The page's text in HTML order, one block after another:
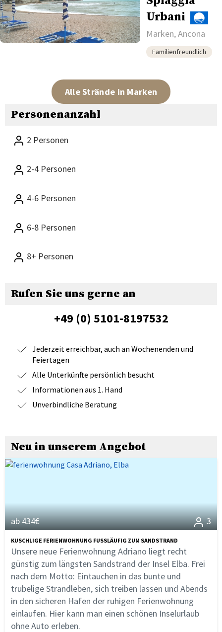
Urbani
Marken, Ancona
Familienfreundlich
Alle Strände in Marken
Personenanzahl
2 Personen
2-4 Personen
4-6 Personen
6-8 Personen
8+ Personen
Rufen Sie uns gerne an
+49 (0) 5101-8197532
Jederzeit erreichbar, auch an Wochenenden und
Feiertagen
Alle Unterkünfte persönlich besucht
Informationen aus 1. Hand
Unverbindliche Beratung
Neu in unserem Angebot
ab 434€ 3
KUSCHLIGE FERIENWOHNUNG FUSSLÄUFIG ZUM SANDSTRAND
Unsere neue Ferienwohnung Adriano liegt recht
günstig zum längsten Sandstrand der Insel Elba. Frei
nach dem Motto: Eintauchen in das bunte und
trubelige Strandleben, sich treiben lassen und Abends
in den sicheren Hafen der ruhigen Ferienwohnung
einlaufen. Hier kann man einen schönen Inselurlaub
ohne Auto erleben.